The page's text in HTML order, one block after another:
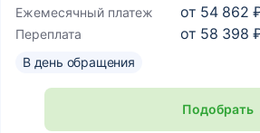
Ежемесячный платеж от 54 862
Переплата от 58 398
В день обращения
Подобрать